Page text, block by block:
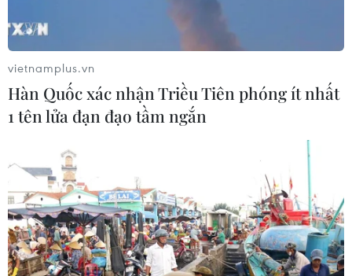
vietnamplus.vn
Hàn Quốc xác nhận Triều Tiên phóng ít nhất
1 tên lửa đạn đạo tầm ngắn